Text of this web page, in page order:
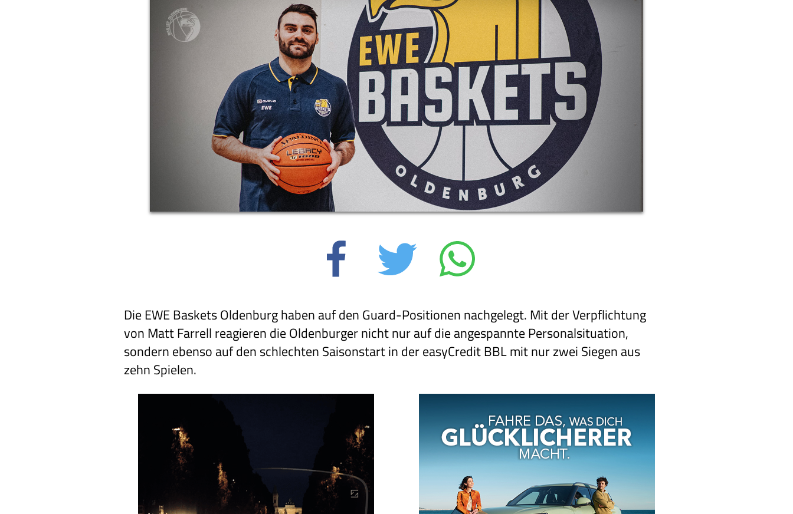
Die EWE Baskets Oldenburg haben auf den Guard-Positionen nachgelegt. Mit der Verpflichtung
von Matt Farrell reagieren die Oldenburger nicht nur auf die angespannte Personalsituation,
sondern ebenso auf den schlechten Saisonstart in der easyCredit BBL mit nur zwei Siegen aus
zehn Spielen.